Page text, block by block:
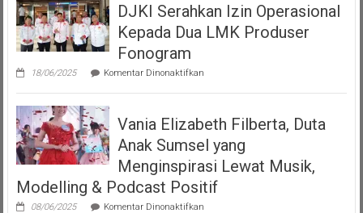
Bangga
Mempersembahkan
Podcast
DJKI Serahkan Izin Operasional
Kepada Dua LMK Produser
Fonogram
18/06/2025 Komentar Dinonaktifkanpada
Serahkan
Operasional
Kepada
Dua
LMK
Produser
Fonogram
Vania Elizabeth Filberta, Duta
Anak Sumsel yang
Menginspirasi Lewat Musik,
Modelling & Podcast Positif
08/06/2025 Komentar Dinonaktifkanpada